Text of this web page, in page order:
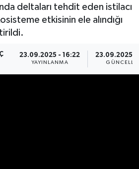
deltaları tehdit eden istilacı
etkisinin ele alındığı
23.09.2025 - 16:22
YAYINLANMA
23.09.2025 -